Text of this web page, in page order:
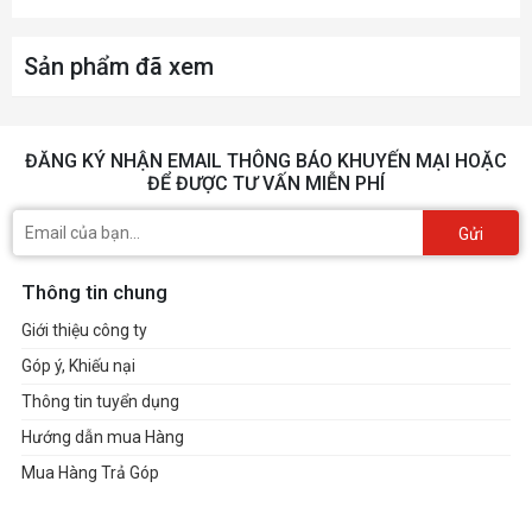
Sản phẩm đã xem
ĐĂNG KÝ NHẬN EMAIL THÔNG BÁO KHUYẾN MẠI HOẶC
ĐỂ ĐƯỢC TƯ VẤN MIỄN PHÍ
Gửi
Thông tin chung
Giới thiệu công ty
Góp ý, Khiếu nại
Thông tin tuyển dụng
Hướng dẫn mua Hàng
Mua Hàng Trả Góp